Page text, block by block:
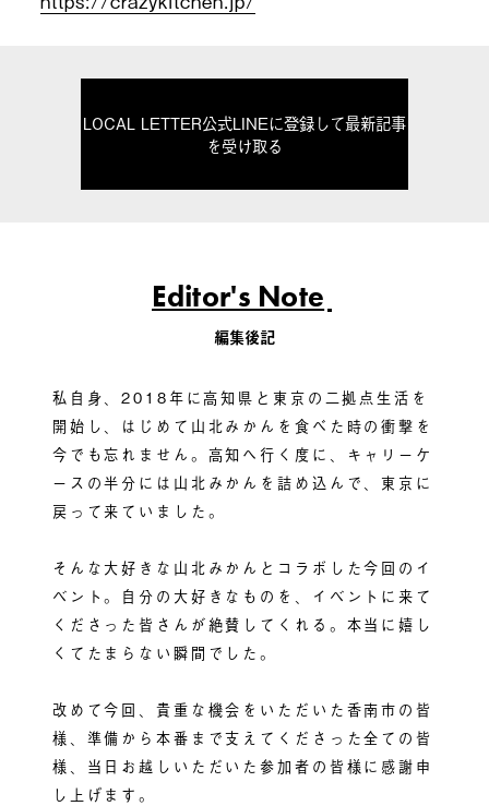
LOCAL LETTER公式LINEに登録して最新記事
を受け取る
Editor's Note
編集後記
私自身、2018年に高知県と東京の二拠点生活を
開始し、はじめて山北みかんを食べた時の衝撃を
今でも忘れません。高知へ行く度に、キャリーケ
ースの半分には山北みかんを詰め込んで、東京に
戻って来ていました。
そんな大好きな山北みかんとコラボした今回のイ
ベント。自分の大好きなものを、イベントに来て
くださった皆さんが絶賛してくれる。本当に嬉し
くてたまらない瞬間でした。
改めて今回、貴重な機会をいただいた香南市の皆
様、準備から本番まで支えてくださった全ての皆
様、当日お越しいただいた参加者の皆様に感謝申
し上げます。